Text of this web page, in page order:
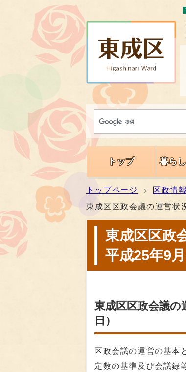
トップ 暮ら
トップページ 区政情報
東成区区政会議の運営状
東成区区政
平成25年9月
東成区区政会議の
日）
区政会議の運営の基本
定数の基準及び会議録